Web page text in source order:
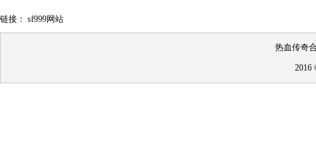
链接： sf999网站
热血传奇
2016